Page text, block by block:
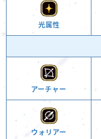
光属性
アーチャー
ウォリアー